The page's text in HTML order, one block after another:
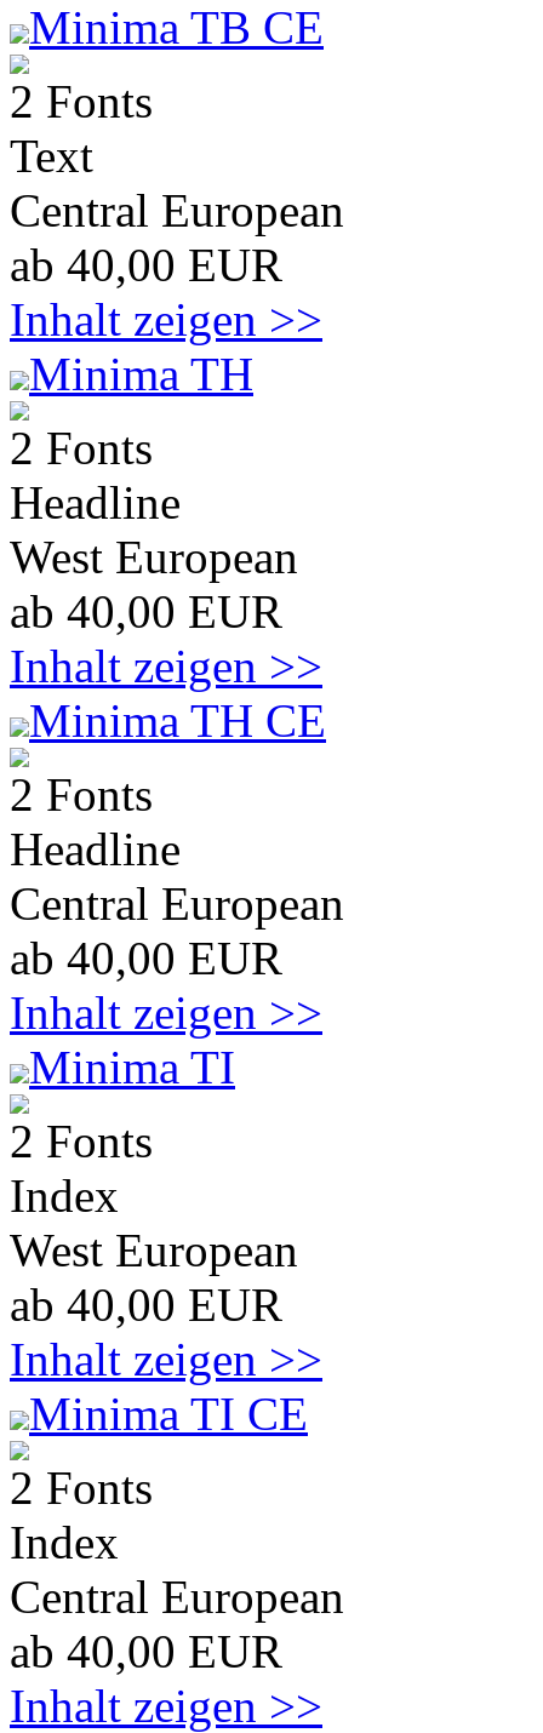
Minima TB CE
2 Fonts
Text
Central European
ab 40,00 EUR
Inhalt zeigen >>
Minima TH
2 Fonts
Headline
West European
ab 40,00 EUR
Inhalt zeigen >>
Minima TH CE
2 Fonts
Headline
Central European
ab 40,00 EUR
Inhalt zeigen >>
Minima TI
2 Fonts
Index
West European
ab 40,00 EUR
Inhalt zeigen >>
Minima TI CE
2 Fonts
Index
Central European
ab 40,00 EUR
Inhalt zeigen >>